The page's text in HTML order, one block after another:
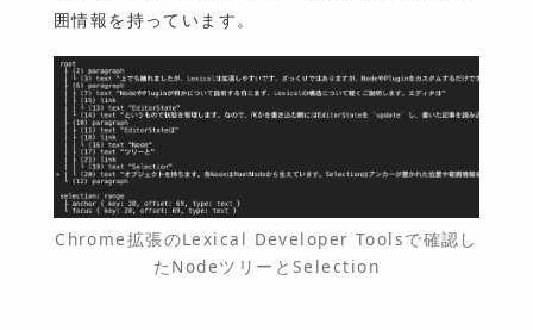
囲情報を持っています。
Chrome拡張のLexical Developer Toolsで確認し
たNodeツリーとSelection